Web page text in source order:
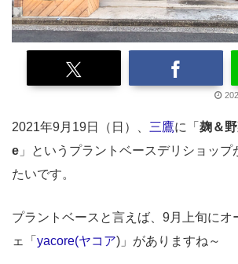
2021年9月19日（日）、 三鷹に「 麹＆
e 」というプラントベースデリショップ
たいです。
プラントベースと言えば、9月上旬にオ
ェ「 yacore(ヤコア)」がありますね～